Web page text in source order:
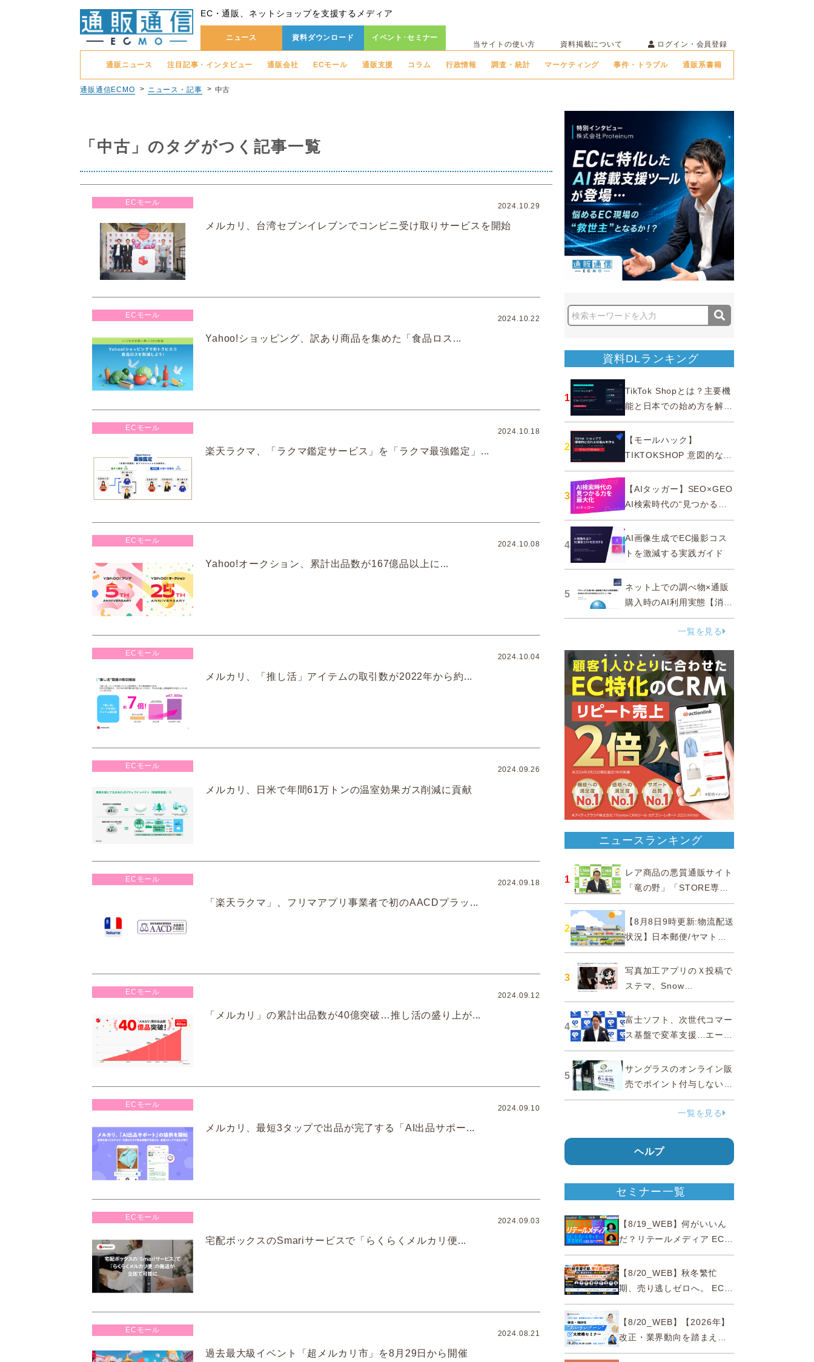
EC・通販、ネットショップを支援するメディア
ニュース 資料ダウンロード イベント･セミナー
当サイトの使い方 資料掲載について ログイン・会員登録
通販ニュース 注目記事・インタビュー 通販会社 ECモール 通販支援 コラム 行政情報 調査・統計 マーケティング 事件・トラブル 通販系書籍
通販通信ECMO ニュース・記事 中古
「中古」のタグがつく記事一覧
ECモール 2024.10.29
メルカリ、台湾セブンイレブンでコンビニ受け取りサービスを開始
ECモール 2024.10.22
Yahoo!ショッピング、訳あり商品を集めた「食品ロス...
ECモール 2024.10.18
楽天ラクマ、「ラクマ鑑定サービス」を「ラクマ最強鑑定」...
ECモール 2024.10.08
Yahoo!オークション、累計出品数が167億品以上に...
ECモール 2024.10.04
メルカリ、「推し活」アイテムの取引数が2022年から約...
ECモール 2024.09.26
メルカリ、日米で年間61万トンの温室効果ガス削減に貢献
ECモール 2024.09.18
「楽天ラクマ」、フリマアプリ事業者で初のAACDプラッ...
ECモール 2024.09.12
「メルカリ」の累計出品数が40億突破…推し活の盛り上が...
ECモール 2024.09.10
メルカリ、最短3タップで出品が完了する「AI出品サポー...
ECモール 2024.09.03
宅配ボックスのSmariサービスで「らくらくメルカリ便...
ECモール 2024.08.21
過去最大級イベント「超メルカリ市」を8月29日から開催
資料DLランキング
1
TikTok Shopとは？主要機
能と日本での始め方を解説
｜公式認定パートナー
2
【モールハック】
TIKTOKSHOP 意図的なバ
ズを生む法則
3
【AIタッガー】SEO×GEO
AI検索時代の“見つかる
力”を最大化
4
AI画像生成でEC撮影コス
トを激減する実践ガイド
5
ネット上での調べ物×通販
購入時のAI利用実態【消費
者調査 2025】
一覧を見る
ニュースランキング
1
レア商品の悪質通販サイト
「竜の野」「STORE専門
ショップ」などに注意…消
費者庁
2
【8月8日9時更新:物流配送
状況】日本郵便/ヤマト運
輸/佐川急便/西濃運輸/福山
通運
3
写真加工アプリのＸ投稿で
ステマ、Snow
Corporationと日本法人に
措置命令
4
富士ソフト、次世代コマー
ス基盤で変革支援…エージ
ェンティックコマースに対
応
5
サングラスのオンライン販
売でポイント付与しないよ
う要請、ルックスオティカ
ジャパンが確約手続
一覧を見る
ヘルプ
セミナー一覧
【8/19_WEB】何がいいん
だ？リテールメディア EC・
小売の未来を変える事業戦
略【8/20_WEB】秋冬繁忙
期、売り逃しゼロへ。 EC運
営効率化と機会損失を防ぐ
『直前チェックポイント』
【8/20_WEB】【2026年】
改正・業界動向を踏まえて
事例で理解 健食・機能